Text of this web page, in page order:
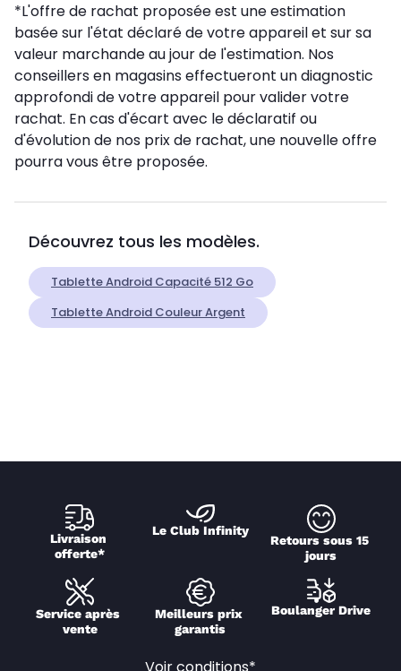
*L'offre de rachat proposée est une estimation
basée sur l'état déclaré de votre appareil et sur sa
valeur marchande au jour de l'estimation. Nos
conseillers en magasins effectueront un diagnostic
approfondi de votre appareil pour valider votre
rachat. En cas d'écart avec le déclaratif ou
d'évolution de nos prix de rachat, une nouvelle offre
pourra vous être proposée.
Découvrez tous les modèles.
Tablette Android Capacité 512 Go
Tablette Android Couleur Argent
Livraison
offerte*
Le Club Infinity
Retours sous 15
jours
Service après
vente
Meilleurs prix
garantis
Boulanger Drive